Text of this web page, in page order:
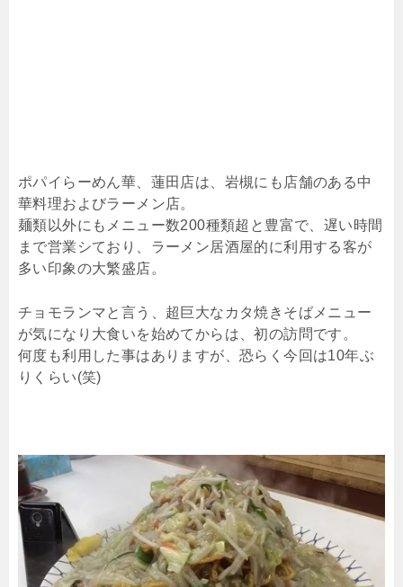
ポパイらーめん華、蓮田店は、岩槻にも店舗のある中
華料理およびラーメン店。
麺類以外にもメニュー数200種類超と豊富で、遅い時間
まで営業シており、ラーメン居酒屋的に利用する客が
多い印象の大繁盛店。
チョモランマと言う、超巨大なカタ焼きそばメニュー
が気になり大食いを始めてからは、初の訪問です。
何度も利用した事はありますが、恐らく今回は10年ぶ
りくらい(笑)